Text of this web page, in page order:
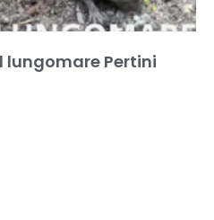
lungomare Pertini